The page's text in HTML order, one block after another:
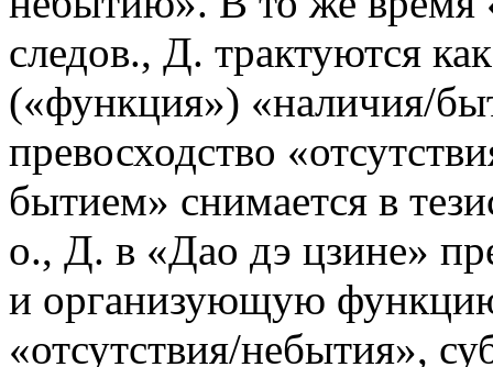
следов., Д. трактуются
(«функция») «наличия/
превосходство
бытием» снимается в
о., Д. в «Дао дэ цзине»
и организующую
«отсутствия/небытия»,